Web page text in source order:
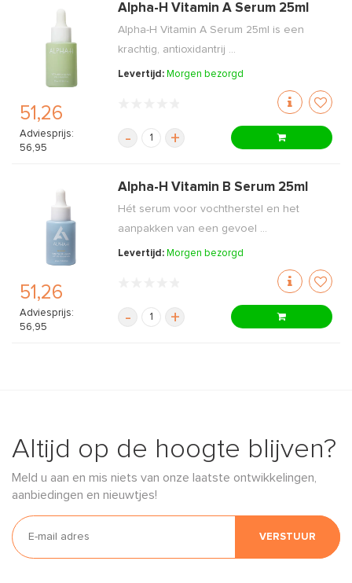
51,26
Adviesprijs:
56,95
Alpha-H Vitamin A Serum 25ml
Alpha-H Vitamin A Serum 25ml is een
krachtig, antioxidantrij ...
Levertijd: Morgen bezorgd
- +
51,26
Adviesprijs:
56,95
Alpha-H Vitamin B Serum 25ml
Hét serum voor vochtherstel en het
aanpakken van een gevoel ...
Levertijd: Morgen bezorgd
- +
Altijd op de hoogte blijven?
Meld u aan en mis niets van onze laatste ontwikkelingen,
aanbiedingen en nieuwtjes!
VERSTUUR